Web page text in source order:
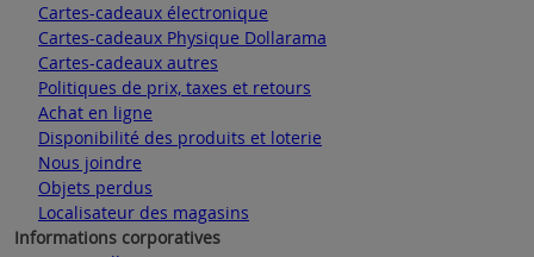
Cartes-cadeaux électronique
Cartes-cadeaux Physique Dollarama
Cartes-cadeaux autres
Politiques de prix, taxes et retours
Achat en ligne
Disponibilité des produits et loterie
Nous joindre
Objets perdus
Localisateur des magasins
Informations corporatives